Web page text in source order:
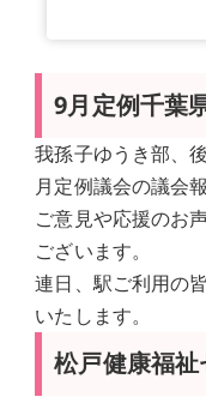
9月定例千葉
我孫子ゆうき部、
月定例議会の議会
ご意見や応援のお
ございます。
連日、駅ご利用の
いたします。
松戸健康福